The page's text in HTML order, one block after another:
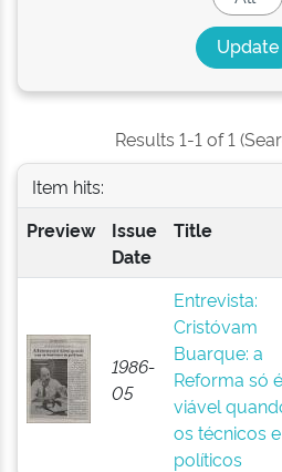
Results 1-1 of 1
Item hits:
Preview
Issue
Date
Title
1986-
05
Entrevista:
Cristóvam
Buarque: a
Reforma só é
viável
os técnicos
políticos